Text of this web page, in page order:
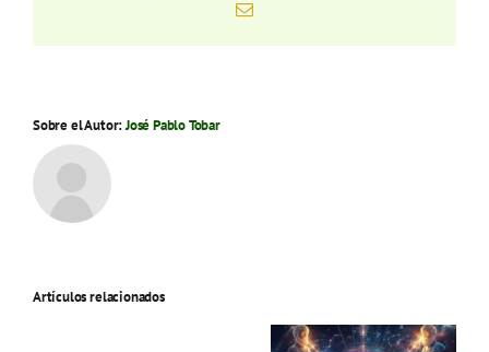
Correo
Sobre el Autor:José Pablo Tobar
Artículos relacionados